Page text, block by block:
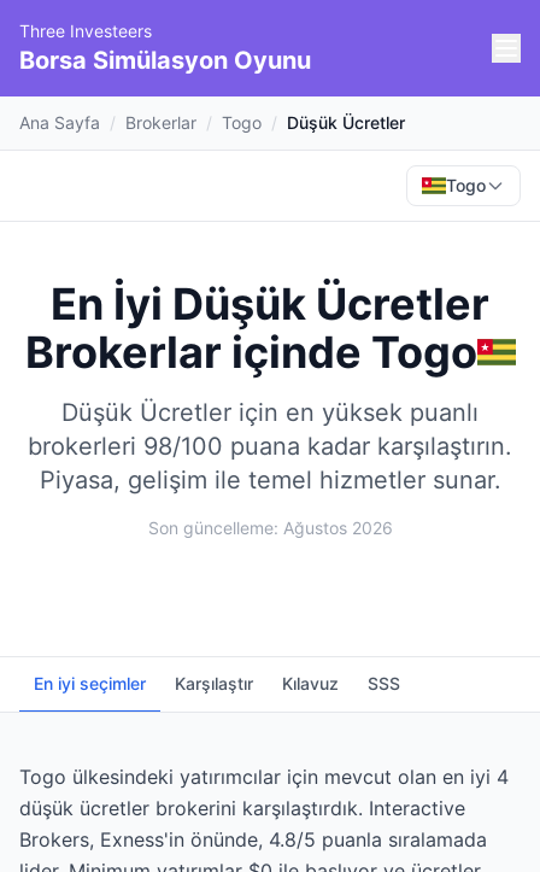
Three Investeers
Borsa Simülasyon Oyunu
Ana Sayfa / Brokerlar / Togo / Düşük Ücretler
Togo
En İyi Düşük Ücretler
Brokerlar içinde Togo
Düşük Ücretler için en yüksek puanlı
brokerleri 98/100 puana kadar karşılaştırın.
Piyasa, gelişim ile temel hizmetler sunar.
Son güncelleme: Ağustos 2026
En iyi seçimler Karşılaştır Kılavuz SSS
Togo ülkesindeki yatırımcılar için mevcut olan en iyi 4
düşük ücretler brokerini karşılaştırdık. Interactive
Brokers, Exness'in önünde, 4.8/5 puanla sıralamada